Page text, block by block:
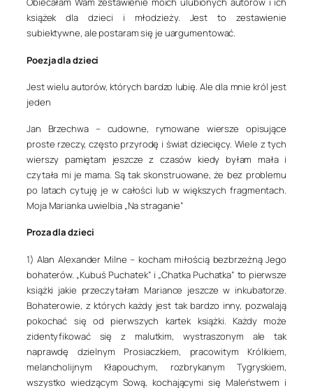
książek dla dzieci i młodzieży. Jest to zestawienie
subiektywne, ale postaram się je uargumentować.
Poezja dla dzieci
Jest wielu autorów, których bardzo lubię. Ale dla mnie król jest
jeden
Jan Brzechwa– cudowne, rymowane wiersze opisujące
proste rzeczy, często przyrodę i świat dziecięcy. Wiele z tych
wierszy pamiętam jeszcze z czasów kiedy byłam mała i
czytała mi je mama. Są tak skonstruowane, że bez problemu
po latach cytuję je w całości lub w większych fragmentach.
Moja Marianka uwielbia „Na straganie”
Proza dla dzieci
1) Alan Alexander Milne – kocham miłością bezbrzeżną Jego
bohaterów. „Kubuś Puchatek” i „Chatka Puchatka” to pierwsze
książki jakie przeczytałam Mariance jeszcze w inkubatorze.
Bohaterowie, z których każdy jest tak bardzo inny, pozwalają
pokochać się od pierwszych kartek książki. Każdy może
zidentyfikować się z malutkim, wystraszonym ale tak
naprawdę dzielnym Prosiaczkiem, pracowitym Królikiem,
melancholijnym Kłapouchym, rozbrykanym Tygryskiem,
wszystko wiedzącym Sową, kochającymi się Maleństwem i